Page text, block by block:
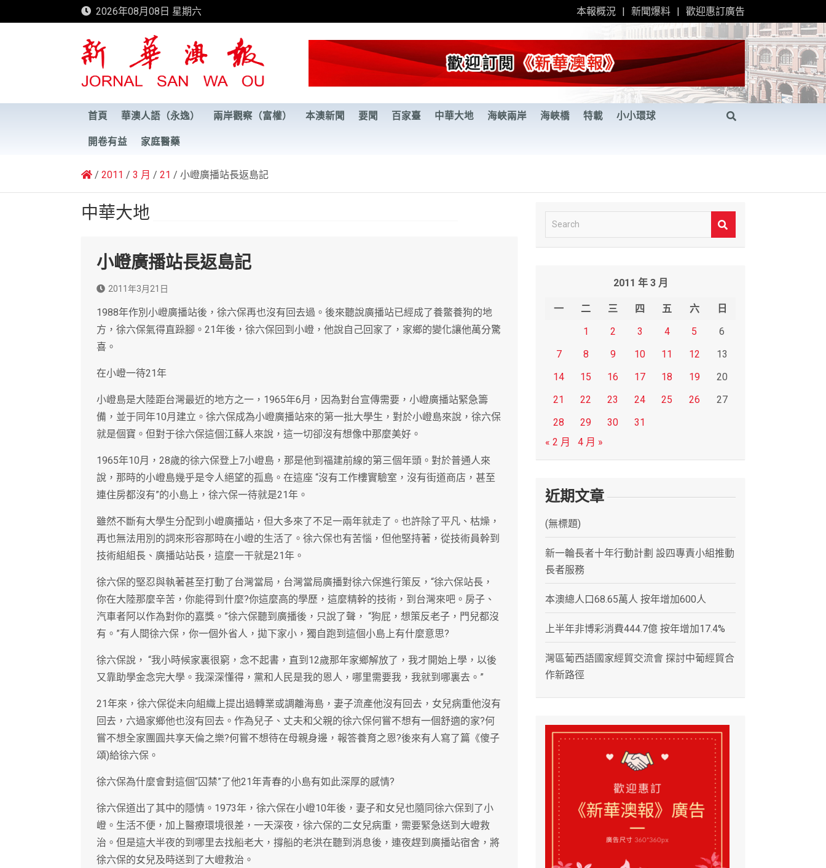
to
2026年08月08日 星期六 本報概況 新聞爆料 歡迎惠訂廣告
新華澳報
首頁 華澳人語（永逸） 兩岸觀察（富權） 本澳新聞 要聞 百家臺 中華大地 海峽兩岸 海峽橋 特載 小小環球
開卷有益 家庭醫藥
2011 3 月 21 小嶝廣播站長返島記
中華大地
小嶝廣播站長返島記
2011年3月21日
1988年作別小嶝廣播站後，徐六保再也沒有回去過。後來聽說廣播站已經成了養鱉養狗的地
方，徐六保氣得直跺腳。21年後，徐六保回到小嶝，他說自己回家了，家鄉的變化讓他萬分驚
喜。
在小嶝一待21年
小嶝島是大陸距台灣最近的地方之一，1965年6月，因為對台宣傳需要，小嶝廣播站緊急籌
備，並于同年10月建立。徐六保成為小嶝廣播站來的第一批大學生，對於小嶝島來說，徐六保
就是個寶。但對于徐六保這個江蘇人來說，這一切卻沒有想像中那麼美好。
1965年10月，28歲的徐六保登上7小嶝島，那是他到福建前線的第三個年頭。對於普通人來
說，那時的小嶝島幾乎是令人絕望的孤島。在這座 “沒有工作樓實驗室，沒有街道商店，甚至
連住房都沒有”的小島上，徐六保一待就是21年。
雖然不斷有大學生分配到小嶝廣播站，但大多來了不足一兩年就走了。也許除了平凡、枯燥，
再也無法用別的詞來形容那時在小嶝的生活了。徐六保也有苦惱，但他堅持著，從技術員幹到
技術組組長、廣播站站長，這麼一干就是21年。
徐六保的堅忍與執著甚至打動了台灣當局，台灣當局廣播對徐六保進行策反，“徐六保站長，
你在大陸那麼辛苦，你能得到什麼?你這麼高的學歷，這麼精幹的技術，到台灣來吧。房子、
汽車者阿以作為對你的嘉獎。”徐六保聽到廣播後，只說了聲， “狗屁，想策反老子，門兒都沒
有。”有人間徐六保，你一個外省人，拋下家小，獨自跑到這個小島上有什麼意思?
徐六保說， “我小時候家裏很窮，念不起書，直到12歲那年家鄉解放了，我才開始上學，以後
又靠助學金念完大學。我深深懂得，黨和人民是我的恩人，哪里需要我，我就到哪裏去。”
21年來，徐六保從未向組織上提出過轉業或調離海島，妻子流產他沒有回去，女兒病重他沒有
回去，六過家鄉他也沒有回去。作為兒子、丈夫和父親的徐六保何嘗不想有一個舒適的家?何
嘗不想全家團圓共享天倫之樂?何嘗不想待在母親身邊，報答養育之恩?後來有人寫了篇《傻子
頌)給徐六保。
徐六保為什麼會對這個“囚禁”了他21年青春的小島有如此深厚的感情?
徐六保道出了其中的隱情。1973年，徐六保在小嶝10年後，妻子和女兒也隨同徐六保到了小
嶝。生活不便，加上醫療環境很差，一天深夜，徐六保的二女兒病重，需要緊急送到大嶝救
治。但是這大半夜的到哪里去找船老大，撐船的老洪在聽到消息後，連夜趕到廣播站宿舍，將
徐六保的女兒及時送到了大嶝救治。
e
2011 年 3 月
一 二 三 四 五 六
日
1
2 3 4 5
6
7
8 9 10 11 12
13
14
15 16 17 18 19
20
21
22 23 24 25 26
27
28
29 30
31
« 2 月
4 月 »
近期文章
(無標題)
新一輪長者十年行動計劃 設四專責小組推動
長者服務
本澳總人口68.65萬人 按年增加600人
上半年非博彩消費444.7億 按年增加17.4%
灣區葡西語國家經貿交流會 探討中葡經貿合
作新路徑